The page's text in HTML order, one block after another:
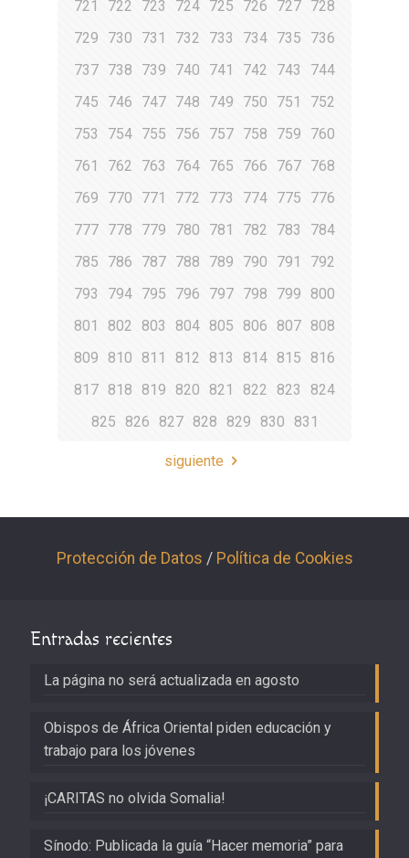
721
722 723 724 725 726 727 728
729
730 731 732 733 734 735
736
737 738 739 740 741 742 743
744
745
746 747 748 749 750 751
752
753
754 755 756 757 758 759
760
761
762 763 764 765 766 767 768
769
770 771 772 773 774 775
776
777 778 779 780 781 782 783
784
785
786 787 788 789 790 791
792
793
794 795 796 797 798 799
800
801
802 803 804 805 806 807 808
809
810 811 812 813 814 815
816
817 818 819 820 821 822 823
824
825
826 827 828 829 830 831
siguiente
Protección de Datos / Política de Cookies
Entradas recientes
La página no será actualizada en agosto
Obispos de África Oriental piden educación y
trabajo para los jóvenes
¡CARITAS no olvida Somalia!
Sínodo: Publicada la guía “Hacer memoria” para